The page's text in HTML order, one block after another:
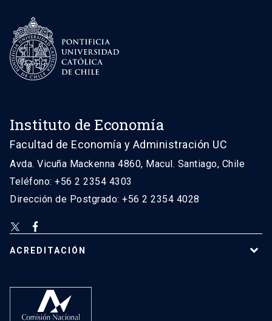
Instituto de Economía
Facultad de Economía y Administración UC
Avda. Vicuña Mackenna 4860, Macul. Santiago, Chile
Teléfono: +56 2 2354 4303
Dirección de Postgrado: +56 2 2354 4028
ACREDITACIÓN